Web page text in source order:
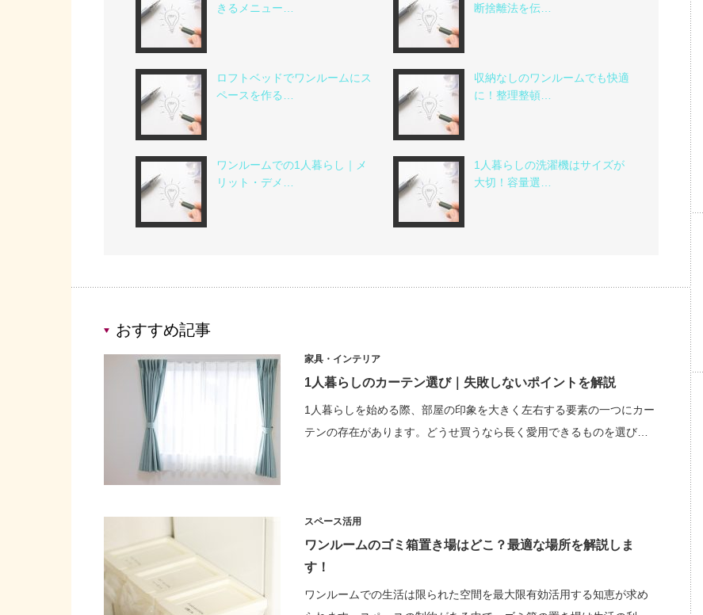
きるメニュー…
断捨離法を伝…
ロフトベッドでワンルームにス
ペースを作る…
収納なしのワンルームでも快適
に！整理整頓…
ワンルームでの1人暮らし｜メ
リット・デメ…
1人暮らしの洗濯機はサイズが
大切！容量選…
おすすめ記事
家具・インテリア
1人暮らしのカーテン選び｜失敗しないポイントを解説
1人暮らしを始める際、部屋の印象を大きく左右する要素の一つにカー
テンの存在があります。どうせ買うなら長く愛用できるものを選び…
スペース活用
ワンルームのゴミ箱置き場はどこ？最適な場所を解説しま
す！
ワンルームでの生活は限られた空間を最大限有効活用する知恵が求め